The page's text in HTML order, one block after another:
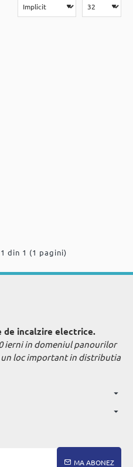
din 1 (1 pagini)
de incalzire electrice.
ierni in domeniul panourilor
loc important in distributia
MA ABONEZ